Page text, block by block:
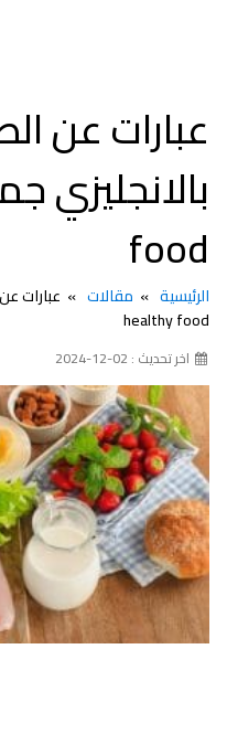
عبارات عن
food
الرئيسية مقالات
عبارات
healthy food
اخر تحديث : 02-12-2024